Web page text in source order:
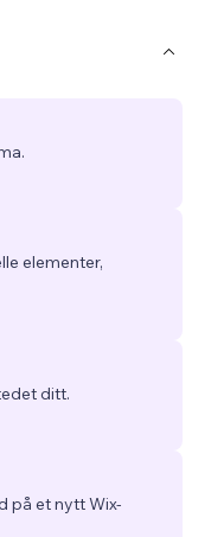
elementer,
ditt.
på et nytt Wix-